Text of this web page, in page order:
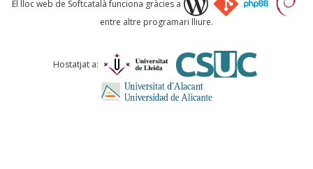
Comentari *
El lloc web de Softcatalà funciona gràcies a
entre altre programari lliure.
Hostatjat a: